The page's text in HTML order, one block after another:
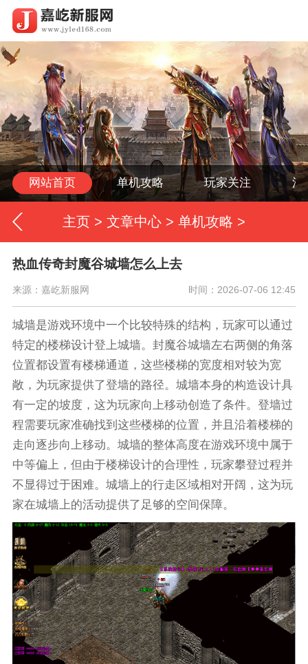
网站首页 单机攻略 玩家关注 活
主页 > 文章中心 > 单机攻略 >
热血传奇封魔谷城墙怎么上去
来源：嘉屹新服网 时间：2026-07-06 12:45
城墙是游戏环境中一个比较特殊的结构，玩家可以通过
特定的楼梯设计登上城墙。封魔谷城墙左右两侧的角落
位置都设置有楼梯通道，这些楼梯的宽度相对较为宽
敞，为玩家提供了登墙的路径。城墙本身的构造设计具
有一定的坡度，这为玩家向上移动创造了条件。登墙过
程需要玩家准确找到这些楼梯的位置，并且沿着楼梯的
走向逐步向上移动。城墙的整体高度在游戏环境中属于
中等偏上，但由于楼梯设计的合理性，玩家攀登过程并
不显得过于困难。城墙上的行走区域相对开阔，这为玩
家在城墙上的活动提供了足够的空间保障。